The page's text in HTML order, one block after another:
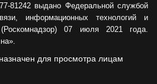
81242 выдано Федеральной службой
информационных технологий и
07 июля 2021 года.
для просмотра лицам